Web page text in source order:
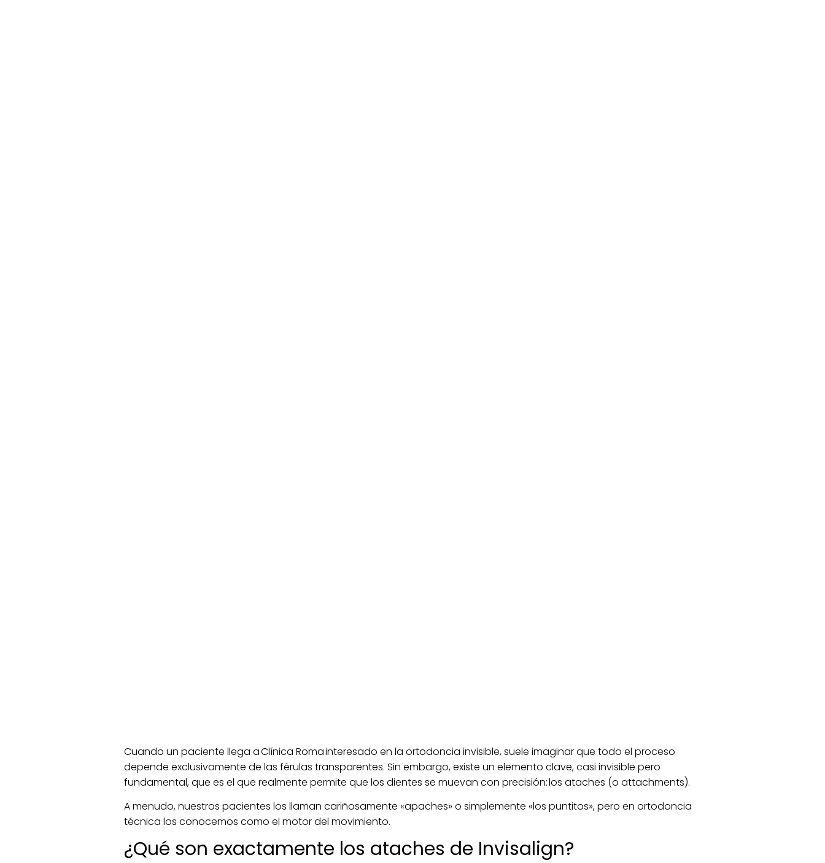
Cuando un paciente llega a Clínica Roma interesado en la ortodoncia invisible, suele imaginar que todo el proceso
depende exclusivamente de las férulas transparentes. Sin embargo, existe un elemento clave, casi invisible pero
fundamental, que es el que realmente permite que los dientes se muevan con precisión: los ataches (o attachments).
A menudo, nuestros pacientes los llaman cariñosamente «apaches» o simplemente «los puntitos», pero en ortodoncia
técnica los conocemos como el motor del movimiento.
¿Qué son exactamente los ataches de Invisalign?